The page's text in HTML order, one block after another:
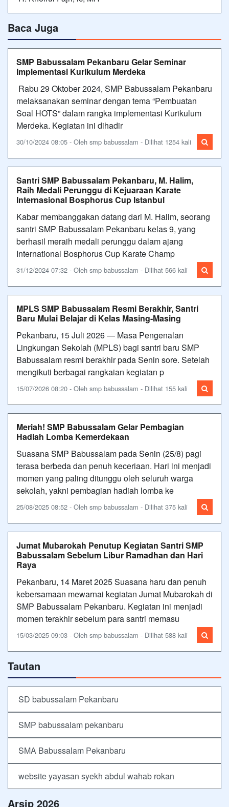
Baca Juga
SMP Babussalam Pekanbaru Gelar Seminar
Implementasi Kurikulum Merdeka
Rabu 29 Oktober 2024, SMP Babussalam Pekanbaru
melaksanakan seminar dengan tema “Pembuatan
Soal HOTS” dalam rangka implementasi Kurikulum
Merdeka. Kegiatan ini dihadir
30/10/2024 08:05 - Oleh smp babussalam - Dilihat 1254 kali
Santri SMP Babussalam Pekanbaru, M. Halim,
Raih Medali Perunggu di Kejuaraan Karate
Internasional Bosphorus Cup Istanbul
Kabar membanggakan datang dari M. Halim, seorang
santri SMP Babussalam Pekanbaru kelas 9, yang
berhasil meraih medali perunggu dalam ajang
International Bosphorus Cup Karate Champ
31/12/2024 07:32 - Oleh smp babussalam - Dilihat 566 kali
MPLS SMP Babussalam Resmi Berakhir, Santri
Baru Mulai Belajar di Kelas Masing-Masing
Pekanbaru, 15 Juli 2026 — Masa Pengenalan
Lingkungan Sekolah (MPLS) bagi santri baru SMP
Babussalam resmi berakhir pada Senin sore. Setelah
mengikuti berbagai rangkaian kegiatan p
15/07/2026 08:20 - Oleh smp babussalam - Dilihat 155 kali
Meriah! SMP Babussalam Gelar Pembagian
Hadiah Lomba Kemerdekaan
Suasana SMP Babussalam pada Senin (25/8) pagi
terasa berbeda dan penuh keceriaan. Hari ini menjadi
momen yang paling ditunggu oleh seluruh warga
sekolah, yakni pembagian hadiah lomba ke
25/08/2025 08:52 - Oleh smp babussalam - Dilihat 375 kali
Jumat Mubarokah Penutup Kegiatan Santri SMP
Babussalam Sebelum Libur Ramadhan dan Hari
Raya
Pekanbaru, 14 Maret 2025 Suasana haru dan penuh
kebersamaan mewarnai kegiatan Jumat Mubarokah di
SMP Babussalam Pekanbaru. Kegiatan ini menjadi
momen terakhir sebelum para santri memasu
15/03/2025 09:03 - Oleh smp babussalam - Dilihat 588 kali
Tautan
SD babussalam Pekanbaru
SMP babussalam pekanbaru
SMA Babussalam Pekanbaru
website yayasan syekh abdul wahab rokan
Arsip 2026